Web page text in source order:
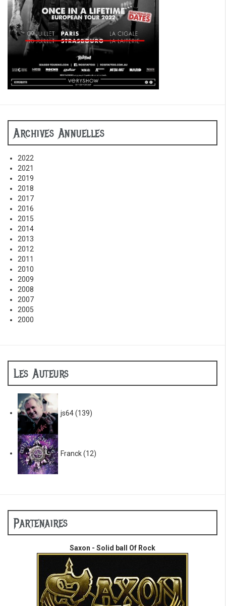
Archives Annuelles
2022
2021
2019
2018
2017
2016
2015
2014
2013
2012
2011
2010
2009
2008
2007
2005
2000
Les Auteurs
js64(139)
Franck(12)
Partenaires
Saxon - Solid ball Of Rock